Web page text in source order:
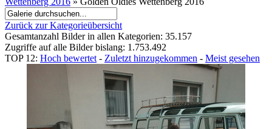
Zurück zur Kategorieübersicht
Gesamtanzahl Bilder in allen Kategorien: 35.157
Zugriffe auf alle Bilder bislang: 1.753.492
TOP 12: Hoch bewertet - Zuletzt hinzugekommen - Meist gesehen